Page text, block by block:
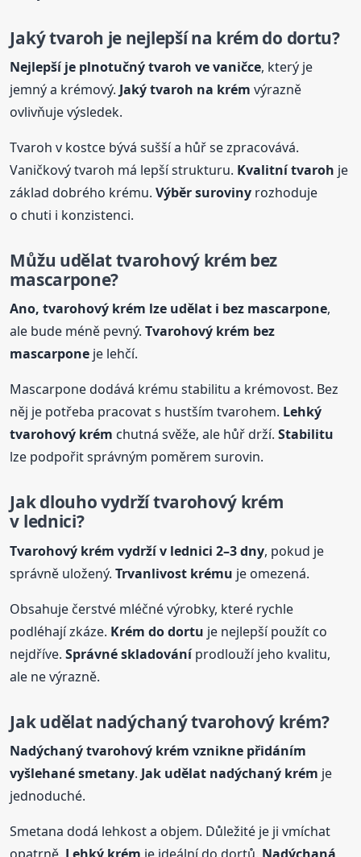
Jaký tvaroh je nejlepší na krém do dortu?
Nejlepší je plnotučný tvaroh ve vaničce, který je
jemný a krémový. Jaký tvaroh na krém výrazně
ovlivňuje výsledek.
Tvaroh v kostce bývá sušší a hůř se zpracovává.
Vaničkový tvaroh má lepší strukturu. Kvalitní tvaroh je
základ dobrého krému.Výběr suroviny rozhoduje
o chuti i konzistenci.
Můžu udělat tvarohový krém bez
mascarpone?
Ano, tvarohový krém lze udělat i bez mascarpone,
ale bude méně pevný.Tvarohový krém bez
mascarpone je lehčí.
Mascarpone dodává krému stabilitu a krémovost. Bez
něj je potřeba pracovat s hustším tvarohem. Lehký
tvarohový krém chutná svěže, ale hůř drží.Stabilitu
lze podpořit správným poměrem surovin.
Jak dlouho vydrží tvarohový krém
v lednici?
Tvarohový krém vydrží v lednici 2–3 dny, pokud je
správně uložený.Trvanlivost krému je omezená.
Obsahuje čerstvé mléčné výrobky, které rychle
podléhají zkáze. Krém do dortu je nejlepší použít co
nejdříve.Správné skladováníprodlouží jeho kvalitu,
ale ne výrazně.
Jak udělat nadýchaný tvarohový krém?
Nadýchaný tvarohový krém vznikne přidáním
vyšlehané smetany. Jak udělat nadýchaný krém je
jednoduché.
Smetana dodá lehkost a objem. Důležité je ji vmíchat